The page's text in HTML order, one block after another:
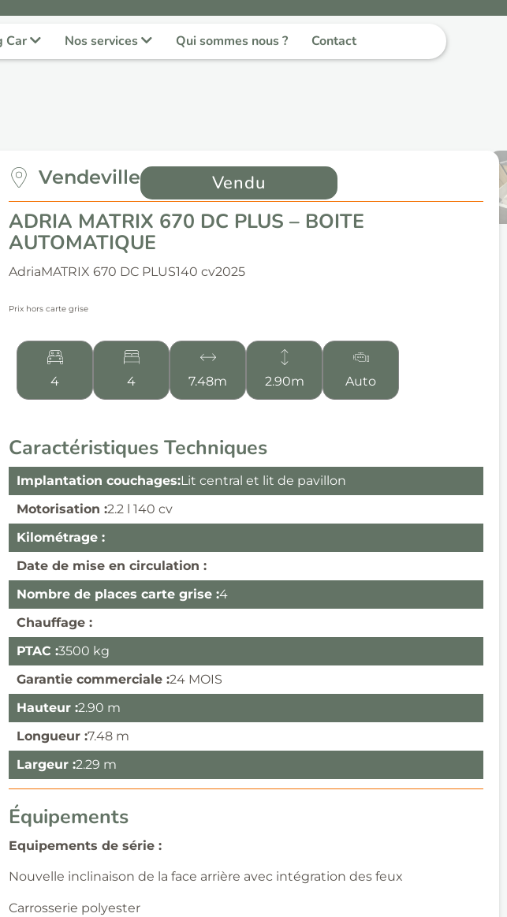
Car Nos services Qui sommes nous ? Contact
Vendeville Vendu
ADRIA MATRIX 670 DC PLUS – BOITE
AUTOMATIQUE
AdriaMATRIX 670 DC PLUS140 cv2025
Prix hors carte grise
4 4 7.48m 2.90m Auto
Caractéristiques Techniques
Implantation couchages:Lit central et lit de pavillon
Motorisation :2.2 l 140 cv
Kilométrage :
Date de mise en circulation :
Nombre de places carte grise :4
Chauffage :
PTAC :3500 kg
Garantie commerciale :24 MOIS
Hauteur :2.90 m
Longueur :7.48 m
Largeur :2.29 m
Équipements
Equipements de série :
Nouvelle inclinaison de la face arrière avec intégration des feux
Carrosserie polyester